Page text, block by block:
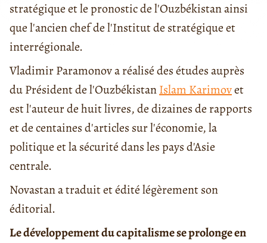
stratégique et le pronostic de l'Ouzbékistan ainsi
que l'ancien chef de l'Institut de stratégique et
interrégionale.
Vladimir Paramonov a réalisé des études auprès
du Président de l'OuzbékistanIslam Karimovet
est l'auteur de huit livres, de dizaines de rapports
et de centaines d'articles sur l'économie, la
politique et la sécurité dans les pays d'Asie
centrale.
Novastan a traduit et édité légèrement son
éditorial.
Le développement du capitalisme se prolonge en